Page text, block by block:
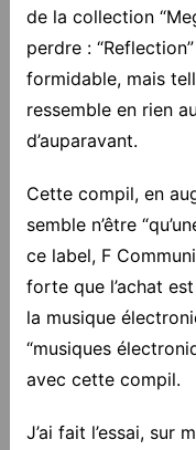
de la collection
perdre :
formidable, mais
ressemble en rien
d’auparavant.
Cette compil, en
semble n’être
ce label, F
forte que l’achat
la musique
“musiques
avec cette compil.
J’ai fait l’essai, sur